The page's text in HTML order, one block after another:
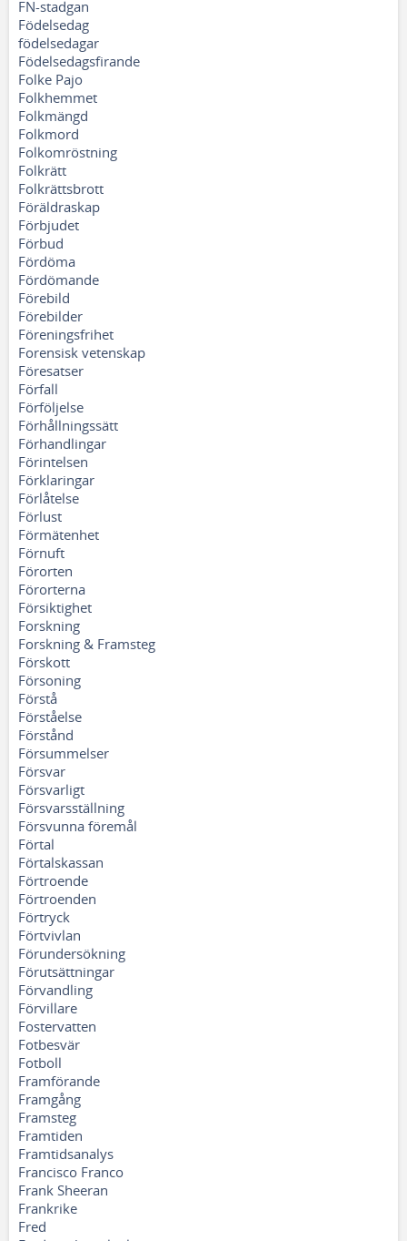
FN-stadgan
Födelsedag
födelsedagar
Födelsedagsfirande
Folke Pajo
Folkhemmet
Folkmängd
Folkmord
Folkomröstning
Folkrätt
Folkrättsbrott
Föräldraskap
Förbjudet
Förbud
Fördöma
Fördömande
Förebild
Förebilder
Föreningsfrihet
Forensisk vetenskap
Föresatser
Förfall
Förföljelse
Förhållningssätt
Förhandlingar
Förintelsen
Förklaringar
Förlåtelse
Förlust
Förmätenhet
Förnuft
Förorten
Förorterna
Försiktighet
Forskning
Forskning & Framsteg
Förskott
Försoning
Förstå
Förståelse
Förstånd
Försummelser
Försvar
Försvarligt
Försvarsställning
Försvunna föremål
Förtal
Förtalskassan
Förtroende
Förtroenden
Förtryck
Förtvivlan
Förundersökning
Förutsättningar
Förvandling
Förvillare
Fostervatten
Fotbesvär
Fotboll
Framförande
Framgång
Framsteg
Framtiden
Framtidsanalys
Francisco Franco
Frank Sheeran
Frankrike
Fred